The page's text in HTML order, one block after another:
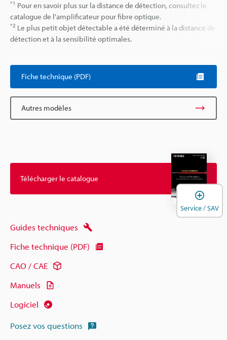
*1 Pour en savoir plus sur la distance de détection, consultez le
catalogue de l'amplificateur pour fibre optique.
*2 Le plus petit objet détectable a été déterminé à la distance de
détection et à la sensibilité optimales.
Fiche technique (PDF)
Autres modèles
Télécharger le catalogue
Guides techniques
Fiche technique (PDF)
CAO / CAE
Manuels
Logiciel
Posez vos questions
Service / SAV